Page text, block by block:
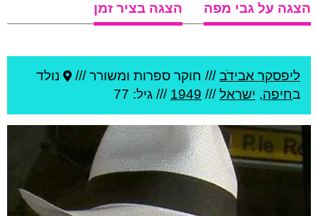
הצגה על גבי מפה
הצגה בציר זמן
ליפסקר אבידֹב/// חוקר ספרות ומשורר ///
נולד
בחיפה, ישראל///
1949 /// גיל: 77